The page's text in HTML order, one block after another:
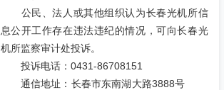
公民、法人或其他组织认为长春光机所信
息公开工作存在违法违纪的情况，可向长春光
机所监察审计处投诉。
投诉电话： 0431-86708151
通信地址：长春市东南湖大路3888号